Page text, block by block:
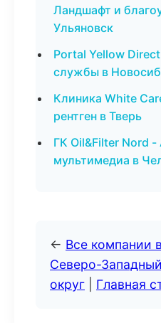
Ландшафт и
Ульяновск
Portal Yellow
службы в
Клиника White
рентген в Тверь
ГК Oil&Filter Nord -
мультимедиа в
← Все компании
Северо-
округ
Главная